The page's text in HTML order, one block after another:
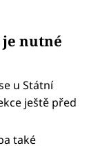
nutné
u Státní
ještě před
také